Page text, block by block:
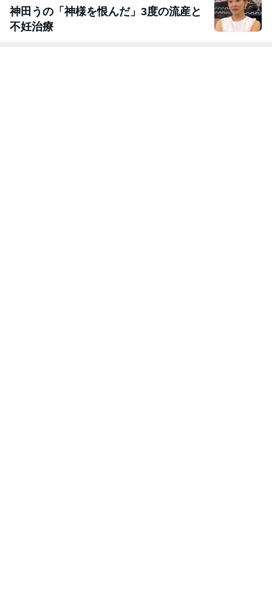
神田うの「神様を恨んだ」3度の流産と
不妊治療